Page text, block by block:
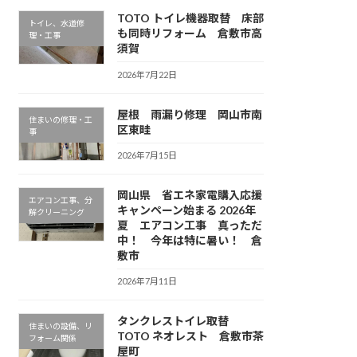
トイレ、水道修
理・工事
TOTO トイレ機器取替 床部
も同時リフォーム 倉敷市高
須賀
2026年7月22日
住まいの修理・工
事
屋根 雨漏り修理 岡山市南
区東畦
2026年7月15日
エアコン工事、分
解クリーニング
岡山県 省エネ家電購入応援
キャンペーン始まる 2026年
夏 エアコン工事 真っただ
中！ 今年は特に暑い！ 倉
敷市
2026年7月11日
住まいの設備、リ
フォーム関係
タンクレストイレ取替
TOTO ネオレスト 倉敷市茶
屋町